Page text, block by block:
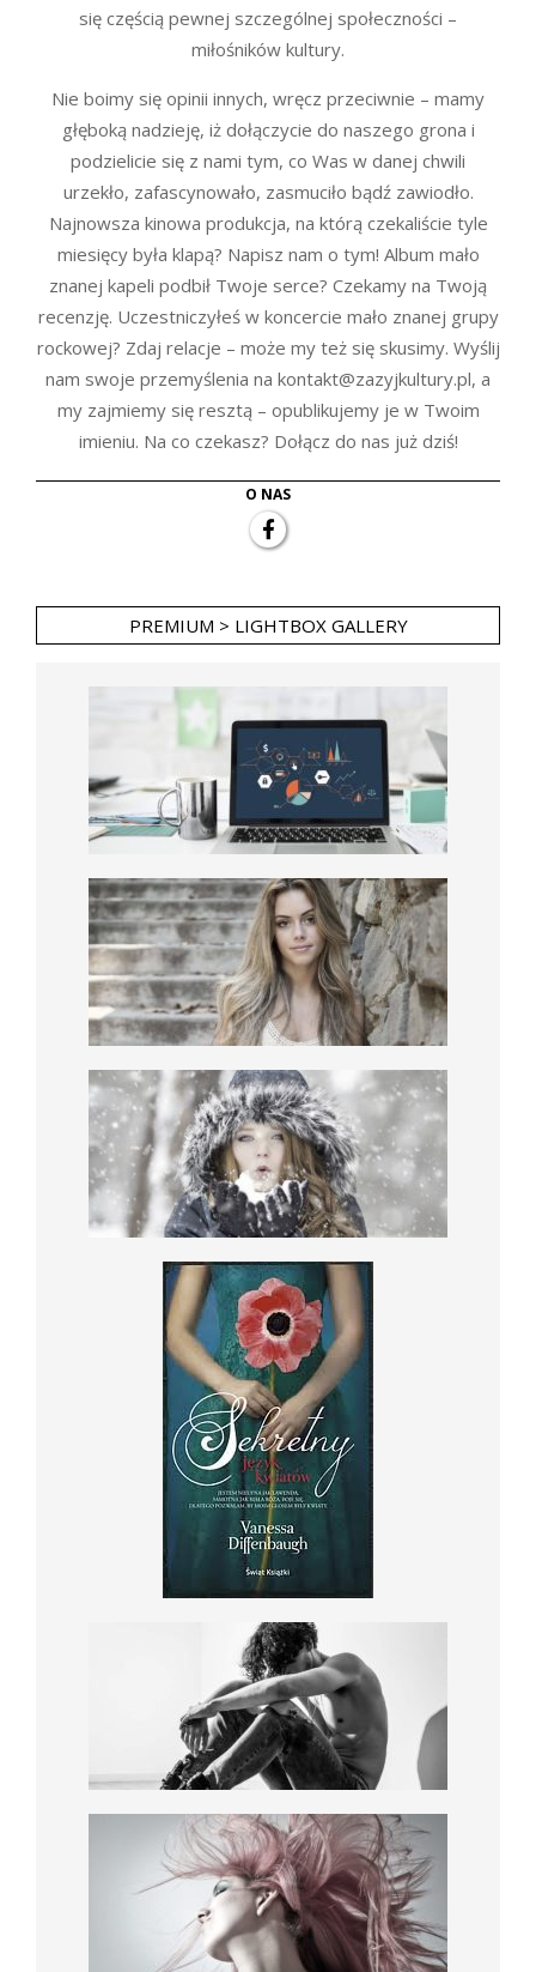
się częścią pewnej szczególnej społeczności –
miłośników kultury.
Nie boimy się opinii innych, wręcz przeciwnie – mamy
głęboką nadzieję, iż dołączycie do naszego grona i
podzielicie się z nami tym, co Was w danej chwili
urzekło, zafascynowało, zasmuciło bądź zawiodło.
Najnowsza kinowa produkcja, na którą czekaliście tyle
miesięcy była klapą? Napisz nam o tym! Album mało
znanej kapeli podbił Twoje serce? Czekamy na Twoją
recenzję. Uczestniczyłeś w koncercie mało znanej grupy
rockowej? Zdaj relacje – może my też się skusimy. Wyślij
nam swoje przemyślenia na kontakt@zazyjkultury.pl, a
my zajmiemy się resztą – opublikujemy je w Twoim
imieniu. Na co czekasz? Dołącz do nas już dziś!
O NAS
PREMIUM > LIGHTBOX GALLERY